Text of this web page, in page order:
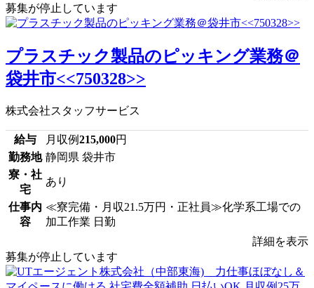
募集が停止しています
プラスチック製品のピッキング業務＠
袋井市<<750328>>
株式会社スタッフサービス
給与 月収例215,000円
勤務地 静岡県 袋井市
寮・社
宅
あり
仕事内
容
≪寮完備・月収21.5万円・正社員≫化学系工場での
加工作業 日勤
詳細を表示
募集が停止しています